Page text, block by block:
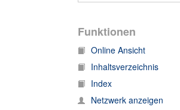
Funktionen
Online Ansicht
Inhaltsverzeichnis
Index
Netzwerk anzeigen